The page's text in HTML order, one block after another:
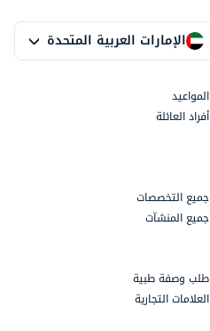
الإمارات العربية المتحدة
المواعيد
أفراد العائلة
جميع التخصصات
جميع المنشآت
طلب وصفة طبية
العلامات التجارية